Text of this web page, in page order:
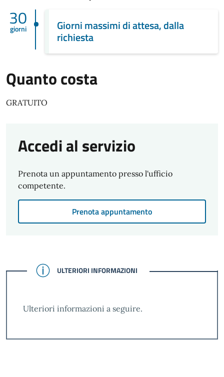
30
giorni Giorni massimi di attesa, dalla
richiesta
Quanto costa
GRATUITO
Accedi al servizio
Prenota un appuntamento presso l'ufficio
competente.
Prenota appuntamento
CONFERMATO
ULTERIORI INFORMAZIONI
Ulteriori informazioni a seguire.